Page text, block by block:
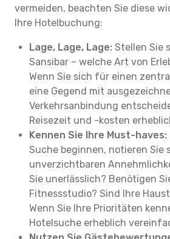
vermeiden, beachten Sie diese
Ihre Hotelbuchung:
Lage, Lage, Lage: Stellen Sie
Sansibar – welche Art von
Wenn Sie sich für einen
eine Gegend mit
Verkehrsanbindung
Reisezeit und -kosten
Kennen Sie Ihre Must-haves:
Suche beginnen, notieren Sie
unverzichtbaren
Sie unerlässlich? Benötigen
Fitnessstudio? Sind Ihre
Wenn Sie Ihre Prioritäten
Hotelsuche erheblich